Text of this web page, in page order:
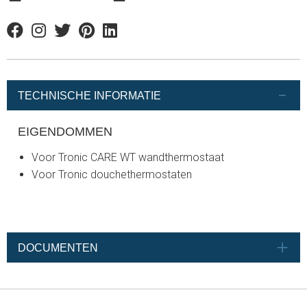
FacebookInstagram
TwitterPinterestLinkedin
TECHNISCHE INFORMATIE
EIGENDOMMEN
Voor Tronic CARE WT wandthermostaat
Voor Tronic douchethermostaten
DOCUMENTEN